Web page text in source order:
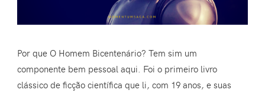
Por que O Homem Bicentenário? Tem sim um
componente bem pessoal aqui. Foi o primeiro livro
clássico de ficção científica que li, com 19 anos, e suas